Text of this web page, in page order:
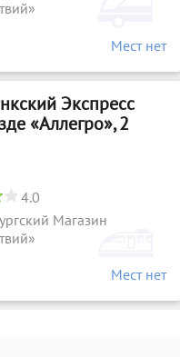
Мест нет
Экспресс
«Аллегро», 2
4.0
Магазин
Мест нет